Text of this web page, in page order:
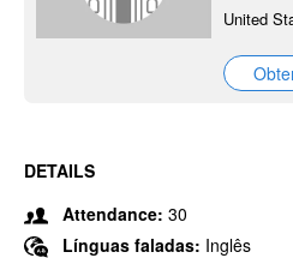
United
DETAILS
Attendance: 30
Línguas faladas: Inglês